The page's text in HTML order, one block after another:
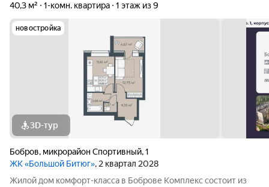
40,3 м²
1-комн. квартира 1 этаж из 9
новостройка
3D-тур
Бобров, микрорайон Спортивный,1
ЖК «Большой Битюг», 2 квартал 2028
Жилой дом комфорт-класса в Боброве Комплекс состоит из